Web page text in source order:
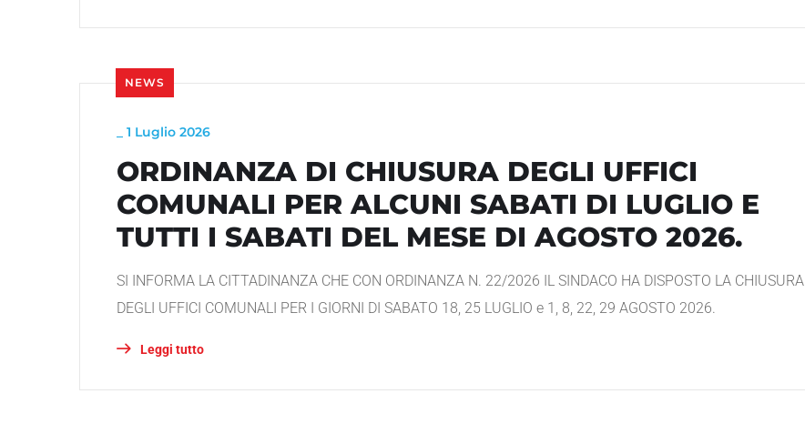
NEWS
1 Luglio 2026
ORDINANZA DI CHIUSURA DEGLI UFFICI
COMUNALI PER ALCUNI SABATI DI LUGLIO E
TUTTI I SABATI DEL MESE DI AGOSTO 2026.
SI INFORMA LA CITTADINANZA CHE CON ORDINANZA N. 22/2026 IL SINDACO HA DISPOSTO LA CHIUSURA
DEGLI UFFICI COMUNALI PER I GIORNI DI SABATO 18, 25 LUGLIO e 1, 8, 22, 29 AGOSTO 2026.
Leggi tutto